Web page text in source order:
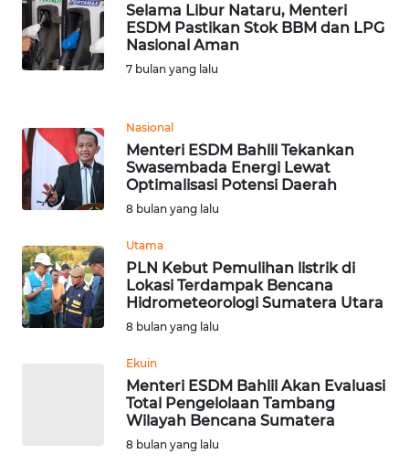
Selama Libur Nataru, Menteri
ESDM Pastikan Stok BBM dan LPG
Nasional Aman
7 bulan yang lalu
Nasional
Menteri ESDM Bahlil Tekankan
Swasembada Energi Lewat
Optimalisasi Potensi Daerah
8 bulan yang lalu
Utama
PLN Kebut Pemulihan listrik di
Lokasi Terdampak Bencana
Hidrometeorologi Sumatera Utara
8 bulan yang lalu
Ekuin
Menteri ESDM Bahlil Akan Evaluasi
Total Pengelolaan Tambang
Wilayah Bencana Sumatera
8 bulan yang lalu
OPINI
EDITORIAL
INDEKS
BERITA
INFO
IKLAN